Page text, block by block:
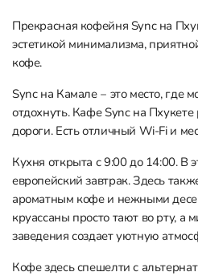
Прекрасная кофейня Sync на
эстетикой минимализма,
кофе.
Sync на Камале ‒ это место, где
отдохнуть. Кафе Sync на
дороги. Есть отличный Wi-Fi и
Кухня открыта с 9:00 до 14:00. В
европейский завтрак. Здесь
ароматным кофе и нежными
круассаны просто тают во рту, а
заведения создает уютную
Кофе здесь спешелти с